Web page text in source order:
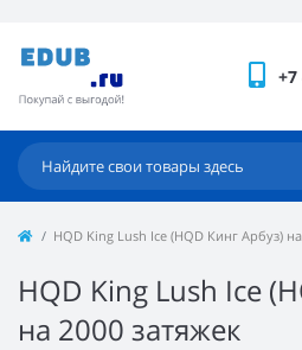
HQD King Lush Ice (HQD Кинг Арбуз)
HQD King Lush Ice
на 2000 затяжек